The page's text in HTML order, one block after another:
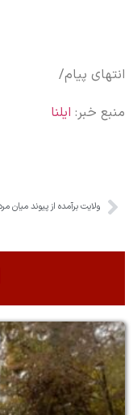
انتهای پیام/
منبع خبر: ایلنا